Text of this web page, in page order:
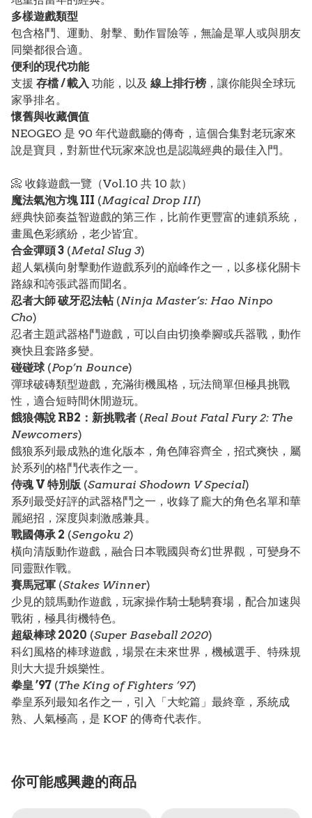
多樣遊戲類型
包含格鬥、運動、射擊、動作冒險等，無論是單人或與朋友
同樂都很合適。
便利的現代功能
支援 存檔 / 載入 功能，以及 線上排行榜 ，讓你能與全球玩
家爭排名。
懷舊與收藏價值
NEOGEO 是 90 年代遊戲廳的傳奇，這個合集對老玩家來
說是寶貝，對新世代玩家來說也是認識經典的最佳入門。
📀 收錄遊戲一覽（Vol.10 共 10 款）
魔法氣泡方塊 III (Magical Drop III)
經典快節奏益智遊戲的第三作，比前作更豐富的連鎖系統，
畫風色彩繽紛，老少皆宜。
合金彈頭 3 (Metal Slug 3)
超人氣橫向射擊動作遊戲系列的巔峰作之一，以多樣化關卡
路線和誇張武器而聞名。
忍者大師 破牙忍法帖(Ninja Master’s: Hao Ninpo
Cho)
忍者主題武器格鬥遊戲，可以自由切換拳腳或兵器戰，動作
爽快且套路多變。
碰碰球(Pop’n Bounce)
彈球破磚類型遊戲，充滿街機風格，玩法簡單但極具挑戰
性，適合短時間休閒遊玩。
餓狼傳說 RB2：新挑戰者 (Real Bout Fatal Fury 2: The
Newcomers)
餓狼系列最成熟的進化版本，角色陣容齊全，招式爽快，屬
於系列的格鬥代表作之一。
侍魂 V 特別版 (Samurai Shodown V Special)
系列最受好評的武器格鬥之一，收錄了龐大的角色名單和華
麗絕招，深度與刺激感兼具。
戰國傳承 2 (Sengoku 2)
橫向清版動作遊戲，融合日本戰國與奇幻世界觀，可變身不
同靈獸作戰。
賽馬冠軍 (Stakes Winner)
少見的競馬動作遊戲，玩家操作騎士馳騁賽場，配合加速與
戰術，極具街機特色。
超級棒球 2020 (Super Baseball 2020)
科幻風格的棒球遊戲，場景在未來世界，機械選手、特殊規
則大大提升娛樂性。
拳皇 ’97 (The King of Fighters ’97)
拳皇系列最知名作之一，引入「大蛇篇」最終章，系統成
熟、人氣極高，是 KOF 的傳奇代表作。
你可能感興趣的商品